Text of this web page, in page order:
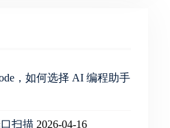
，如何选择 AI 编程助手
扫描 2026-04-16